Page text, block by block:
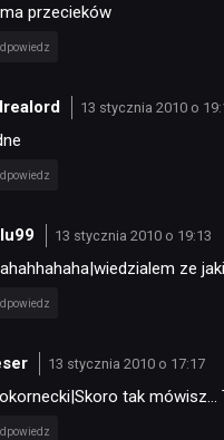
przecieków
13 stycznia 2010 o
13 stycznia 2010 o 19:13
ze
13 stycznia 2010 o 17:17
tak mówisz…